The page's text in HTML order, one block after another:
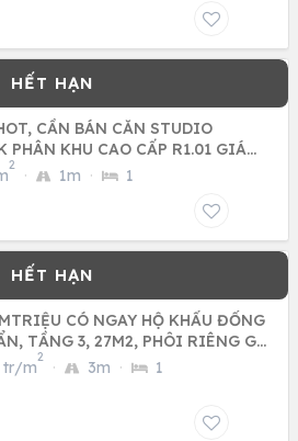
CẦN BÁN CĂN STUDIO
PHÂN KHU CAO CẤP R1.01 GIÁ
2
· 1m · 1
CÓ NGAY HỘ KHẨU ĐỐNG
TẦNG 3, 27M2, PHÔI RIÊNG GD
tr/m
2
· 3m · 1